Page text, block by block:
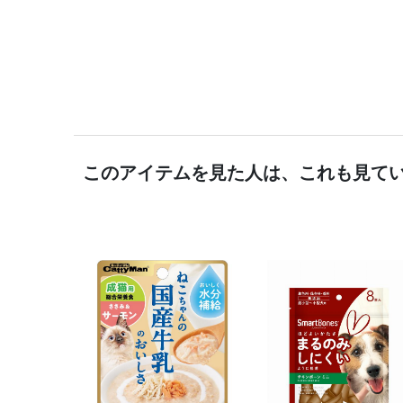
このアイテムを見た人は、これも見て